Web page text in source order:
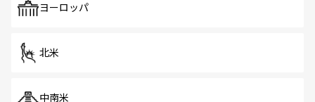
で、ホーカーズは地元の風情を楽しめる外せないスポット
ヨーロッパ
北米
中南米